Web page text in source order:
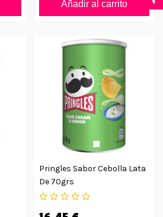
Añadir al carrito
Pringles Sabor Cebolla Lata
De 70grs